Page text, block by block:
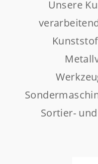
Unsere
Sortier-